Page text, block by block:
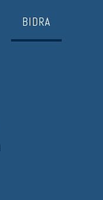
BIDRA